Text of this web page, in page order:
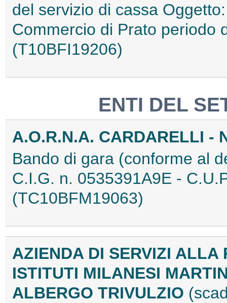
del servizio di cassa
Commercio di Prato periodo
(T10BFI19206)
ENTI DEL
A.O.R.N.A. CARDARELLI -
Bando di gara (conforme al
C.I.G. n. 0535391A9E -
(TC10BFM19063)
AZIENDA DI SERVIZI ALLA
ISTITUTI MILANESI
ALBERGO TRIVULZIO